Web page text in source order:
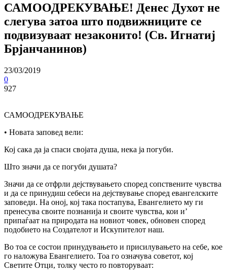
САМООДРЕКУВАЊЕ! Денес Духот не
слегува затоа што подвижниците се
подвизуваат незаконито! (Св. Игнатиј
Брјанчанинов)
23/03/2019
0
927
САМООДРЕКУВАЊЕ
• Новата заповед вели:
Кој сака да ja спаси својата душа, нека ja погуби.
Што значи да се погуби душата?
Значи да се отфрли дејствувањето според сопствените чувства
и да се принудиш себеси на дејствување според евангелските
заповеди. На оној, кој така постапува, Евангелието му ги
пренесува своите познанија и своите чувства, кои и’
припаѓаат на природата на новиот човек, обновен според
подобието на Создателот и Искупителот наш.
Во тоа се состои принудувањето и присилувањето на себе, кое
го наложува Евангелието. Тоа го означува советот, кој
Светите Отци, толку често ro повторуваат: